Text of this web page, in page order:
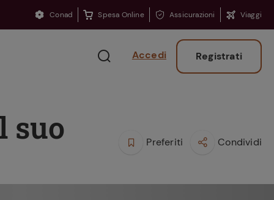
Conad Spesa Online Assicurazioni Viaggi
Accedi Registrati
suo Preferiti Condividi